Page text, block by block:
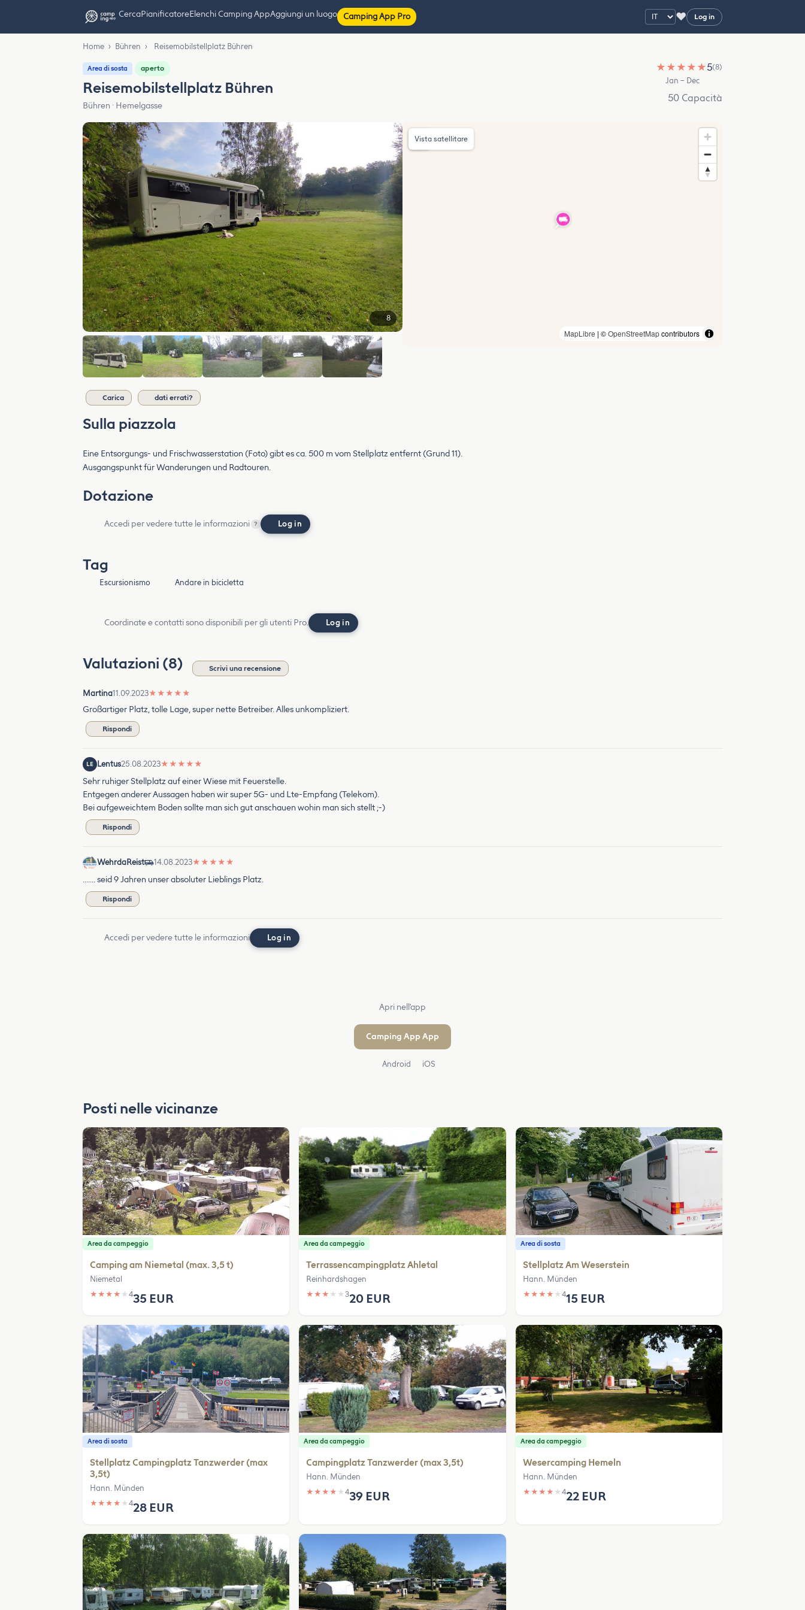
CercaPianificatoreElenchi Camping AppAggiungi un luogo Camping App Pro ♥ Log in
Home › Bühren › Reisemobilstellplatz Bühren
Area di sosta aperto
Reisemobilstellplatz Bühren
Bühren · Hemelgasse
★ ★ ★ ★ ★5(8)
Jan – Dec
50 Capacità
8
MapLibre | ©OpenStreetMapcontributors
Vista satellitare
Carica dati errati?
Sulla piazzola
Eine Entsorgungs- und Frischwasserstation (Foto) gibt es ca. 500 m vom Stellplatz entfernt (Grund 11).
Ausgangspunkt für Wanderungen und Radtouren.
Dotazione
Accedi per vedere tutte le informazioni ? Log in
Tag
Escursionismo Andare in bicicletta
Coordinate e contatti sono disponibili per gli utenti Pro. Log in
Valutazioni (8) Scrivi una recensione
Martina11.09.2023★ ★ ★ ★ ★
Großartiger Platz, tolle Lage, super nette Betreiber. Alles unkompliziert.
Rispondi
LE Lentus25.08.2023★ ★ ★ ★ ★
Sehr ruhiger Stellplatz auf einer Wiese mit Feuerstelle.
Entgegen anderer Aussagen haben wir super 5G- und Lte-Empfang (Telekom).
Bei aufgeweichtem Boden sollte man sich gut anschauen wohin man sich stellt ;-)
Rispondi
WehrdaReist 14.08.2023★ ★ ★ ★ ★
……. seid 9 Jahren unser absoluter Lieblings Platz.
Rispondi
Accedi per vedere tutte le informazioni Log in
Apri nell'app
Camping App App
Android iOS
Posti nelle vicinanze
Area da campeggio
Camping am Niemetal (max. 3,5 t)
Niemetal
★ ★ ★ ★ ★ 435 EUR
Area da campeggio
Terrassencampingplatz Ahletal
Reinhardshagen
★ ★ ★ ★ ★320 EUR
Area di sosta
Stellplatz Am Weserstein
Hann. Münden
★ ★ ★ ★ ★ 415 EUR
Area di sosta
Stellplatz Campingplatz Tanzwerder (max
3,5t)
Hann. Münden
★ ★ ★ ★ ★ 428 EUR
Area da campeggio
Campingplatz Tanzwerder (max 3,5t)
Hann. Münden
★ ★ ★ ★ ★439 EUR
Area da campeggio
Wesercamping Hemeln
Hann. Münden
★ ★ ★ ★ ★ 422 EUR